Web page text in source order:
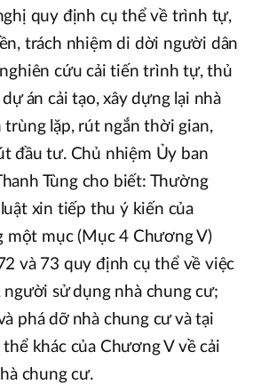
quy định cụ thể về trình tự,
trách nhiệm di dời người dân
cứu cải tiến trình tự, thủ
án cải tạo, xây dựng lại nhà
trùng lặp, rút ngắn thời gian,
đầu tư. Chủ nhiệm Ủy ban
Tùng cho biết: Thường
xin tiếp thu ý kiến của
một mục (Mục 4 Chương V)
và 73 quy định cụ thể về việc
sử dụng nhà chung cư;
phá dỡ nhà chung cư và tại
khác của Chương V về cải
chung cư.